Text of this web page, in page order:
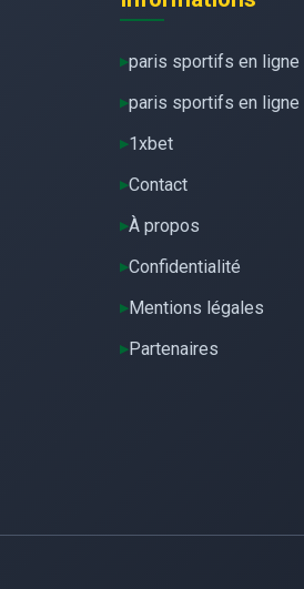
paris sportifs en ligne
paris sportifs en ligne
1xbet
Contact
À propos
Confidentialité
Mentions légales
Partenaires